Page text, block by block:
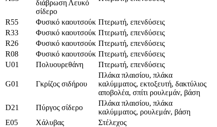
διάβρωση Λευκό
σίδερο
R55 Φυσικό καουτσούκ Πτερωτή, επενδύσεις
R33
Φυσικό καουτσούκ Πτερωτή, επενδύσεις
R26
Φυσικό καουτσούκ Πτερωτή, επενδύσεις
R08
Φυσικό καουτσούκ Πτερωτή, επενδύσεις
U01
Πολυουρεθάνη Πτερωτή, επενδύσεις
G01 Γκρίζος σιδήρου
Πλάκα πλαισίου, πλάκα
καλύμματος, εκτοξευτή, δακτύλιος
αποβολέα, σπίτι ρουλεμάν, βάση
D21
Πύργος σίδερο
Πλάκα πλαισίου, πλάκα
καλύμματος, ρουλεμάν, βάση
Ε05
Χάλυβας Στέλεχος